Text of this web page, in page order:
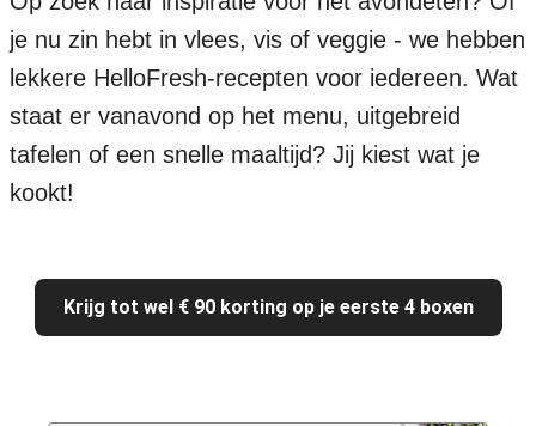
je nu zin hebt in vlees, vis of veggie - we hebben
lekkere HelloFresh-recepten voor iedereen. Wat
staat er vanavond op het menu, uitgebreid
tafelen of een snelle maaltijd? Jij kiest wat je
kookt!
Krijg tot wel € 90 korting op je eerste 4 boxen